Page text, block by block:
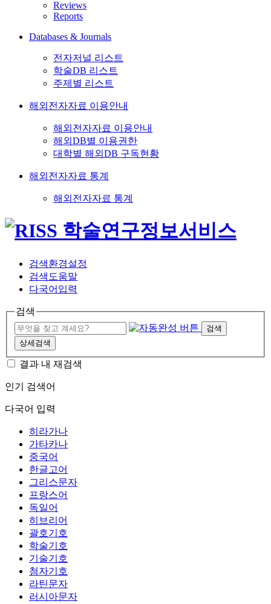
Reviews
Reports
Databases & Journals
전자저널 리스트
학술DB 리스트
주제별 리스트
해외전자자료 이용안내
해외전자자료 이용안내
해외DB별 이용권한
대학별 해외DB 구독현황
해외전자자료 통계
해외전자자료 통계
검색환경설정
검색도움말
다국어입력
검색
검색
상세검색
결과 내 재검색
인기 검색어
다국어 입력
히라가나
가타카나
중국어
한글고어
그리스문자
프랑스어
독일어
히브리어
괄호기호
학술기호
기술기호
첨자기호
라틴문자
러시아문자